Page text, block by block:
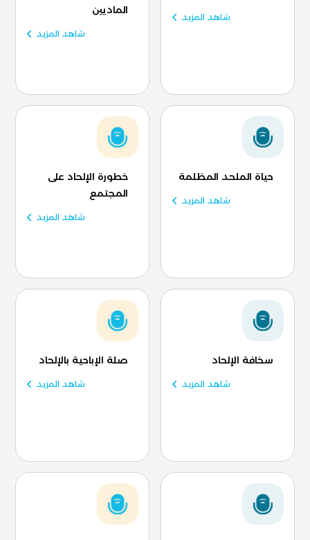
شاهد المزيد
الماديين
شاهد المزيد
حياة الملحد المظلمة
شاهد المزيد
خطورة الإلحاد على
المجتمع
شاهد المزيد
سخافة الإلحاد
شاهد المزيد
صلة الإباحية بالإلحاد
شاهد المزيد